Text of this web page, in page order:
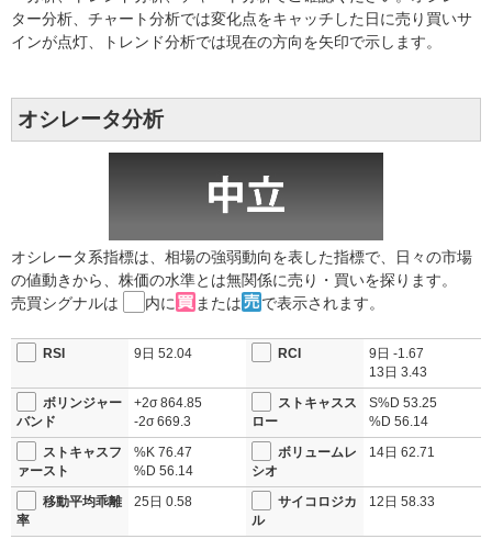
ター分析、チャート分析では変化点をキャッチした日に売り買いサ
インが点灯、トレンド分析では現在の方向を矢印で示します。
オシレータ分析
オシレータ系指標は、相場の強弱動向を表した指標で、日々の市場
の値動きから、株価の水準とは無関係に売り・買いを探ります。
売買シグナルは
内に または で表示されます。
RSI 9日 52.04 RCI 9日 -1.67
13日 3.43
ボリンジャー
バンド
+2σ864.85
-2σ669.3
ストキャスス
ロー
S%D 53.25
%D 56.14
ストキャスフ
ァースト
%K 76.47
%D 56.14
ボリュームレ
シオ
14日 62.71
移動平均乖離
率
25日 0.58
サイコロジカ
ル
12日 58.33